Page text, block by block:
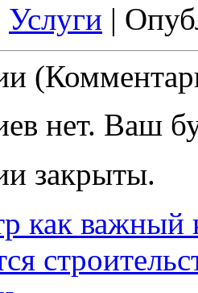
Услуги |
нет. Ваш
закрыты.
как важный